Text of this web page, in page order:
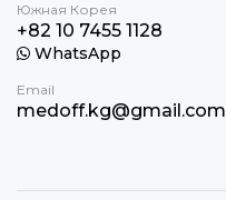
Южная Корея
+82 10 7455 1128
WhatsApp
Email
medoff.kg@gmail.com